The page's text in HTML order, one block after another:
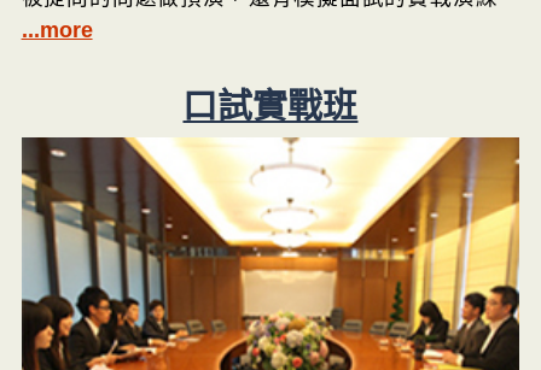
...more
口試實戰班